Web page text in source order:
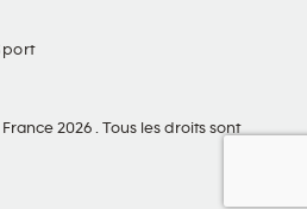
2026 . Tous les droits sont